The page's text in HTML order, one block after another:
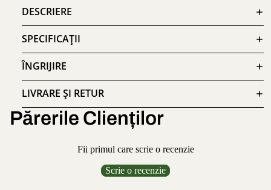
DESCRIERE
SPECIFICAȚII
ÎNGRIJIRE
LIVRARE ȘI RETUR
Părerile Clienților
Fii primul care scrie o recenzie
Scrie o recenzie